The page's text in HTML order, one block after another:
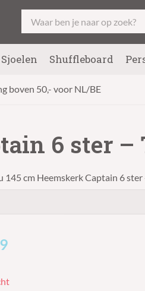
Sjoelen Shuffleboard
boven 50,- voor NL/BE
6 ster
145 cm Heemskerk Captain 6 ster